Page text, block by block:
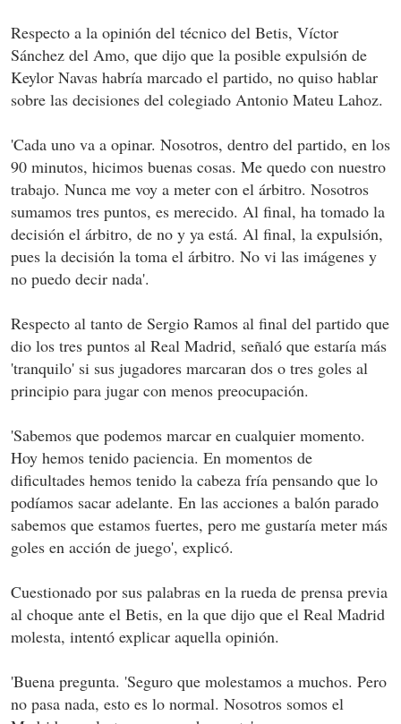
Respecto a la opinión del técnico del Betis, Víctor
Sánchez del Amo, que dijo que la posible expulsión de
Keylor Navas habría marcado el partido, no quiso hablar
sobre las decisiones del colegiado Antonio Mateu Lahoz.
'Cada uno va a opinar. Nosotros, dentro del partido, en los
90 minutos, hicimos buenas cosas. Me quedo con nuestro
trabajo. Nunca me voy a meter con el árbitro. Nosotros
sumamos tres puntos, es merecido. Al final, ha tomado la
decisión el árbitro, de no y ya está. Al final, la expulsión,
pues la decisión la toma el árbitro. No vi las imágenes y
no puedo decir nada'.
Respecto al tanto de Sergio Ramos al final del partido que
dio los tres puntos al Real Madrid, señaló que estaría más
'tranquilo' si sus jugadores marcaran dos o tres goles al
principio para jugar con menos preocupación.
'Sabemos que podemos marcar en cualquier momento.
Hoy hemos tenido paciencia. En momentos de
dificultades hemos tenido la cabeza fría pensando que lo
podíamos sacar adelante. En las acciones a balón parado
sabemos que estamos fuertes, pero me gustaría meter más
goles en acción de juego', explicó.
Cuestionado por sus palabras en la rueda de prensa previa
al choque ante el Betis, en la que dijo que el Real Madrid
molesta, intentó explicar aquella opinión.
'Buena pregunta. 'Seguro que molestamos a muchos. Pero
no pasa nada, esto es lo normal. Nosotros somos el